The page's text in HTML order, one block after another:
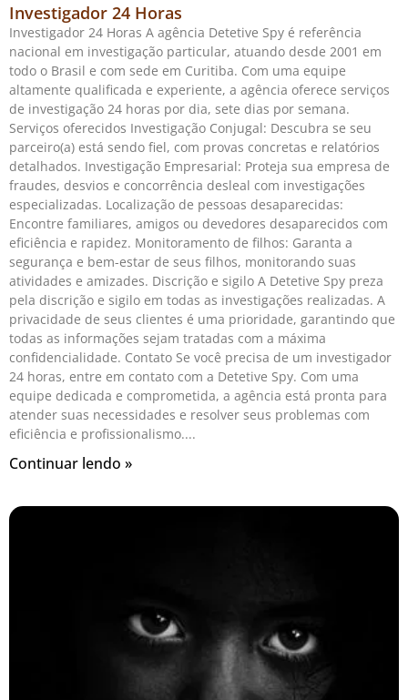
Investigador 24 Horas
Investigador 24 Horas A agência Detetive Spy é referência
nacional em investigação particular, atuando desde 2001 em
todo o Brasil e com sede em Curitiba. Com uma equipe
altamente qualificada e experiente, a agência oferece serviços
de investigação 24 horas por dia, sete dias por semana.
Serviços oferecidos Investigação Conjugal: Descubra se seu
parceiro(a) está sendo fiel, com provas concretas e relatórios
detalhados. Investigação Empresarial: Proteja sua empresa de
fraudes, desvios e concorrência desleal com investigações
especializadas. Localização de pessoas desaparecidas:
Encontre familiares, amigos ou devedores desaparecidos com
eficiência e rapidez. Monitoramento de filhos: Garanta a
segurança e bem-estar de seus filhos, monitorando suas
atividades e amizades. Discrição e sigilo A Detetive Spy preza
pela discrição e sigilo em todas as investigações realizadas. A
privacidade de seus clientes é uma prioridade, garantindo que
todas as informações sejam tratadas com a máxima
confidencialidade. Contato Se você precisa de um investigador
24 horas, entre em contato com a Detetive Spy. Com uma
equipe dedicada e comprometida, a agência está pronta para
atender suas necessidades e resolver seus problemas com
eficiência e profissionalismo.
Continuar lendo »